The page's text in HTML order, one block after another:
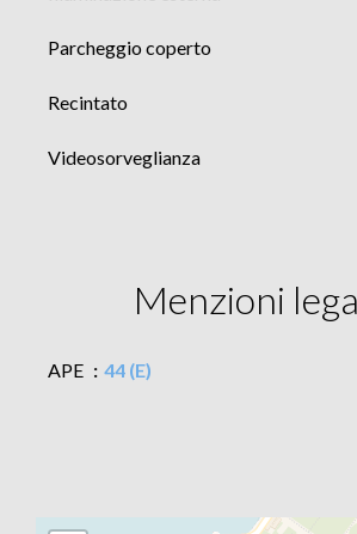
Parcheggio coperto
Recintato
Videosorveglianza
Menzioni
APE 44 (E)